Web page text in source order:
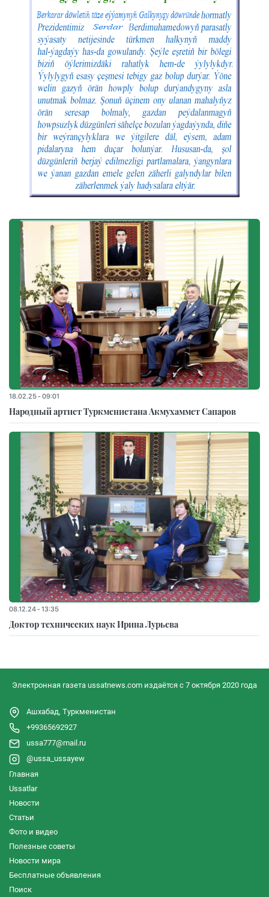
18.02.25 - 09:01
Народный артист Туркменистана Акмухаммет Сапаров
08.12.24 - 13:35
Доктор технических наук Ирина Лурьева
Электронная газета ussatnews.com издаётся с 7 октября 2020 года
Ашхабад, Туркменистан
+99365692927
ussa777@mail.ru
@ussa_ussayew
Главная
Ussatlar
Новости
Статьи
Фото и видео
Полезные советы
Новости мира
Бесплатные объявления
Поиск